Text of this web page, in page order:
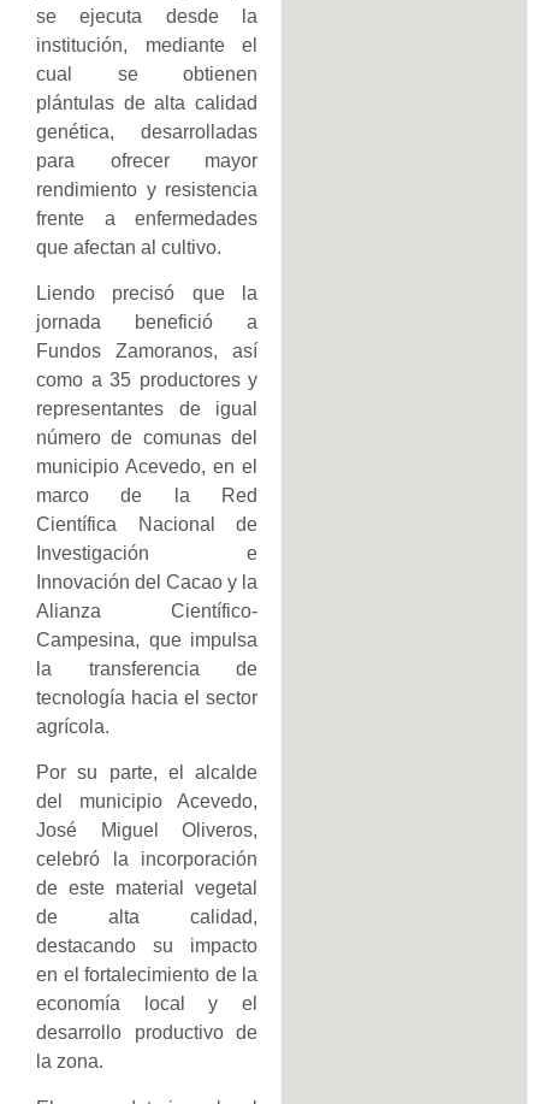
se ejecuta desde la
institución, mediante el
cual se obtienen
plántulas de alta calidad
genética, desarrolladas
para ofrecer mayor
rendimiento y resistencia
frente a enfermedades
que afectan al cultivo.
Liendo precisó que la
jornada benefició a
Fundos Zamoranos, así
como a 35 productores y
representantes de igual
número de comunas del
municipio Acevedo, en el
marco de la Red
Científica Nacional de
Investigación e
Innovación del Cacao y la
Alianza Científico-
Campesina, que impulsa
la transferencia de
tecnología hacia el sector
agrícola.
Por su parte, el alcalde
del municipio Acevedo,
José Miguel Oliveros,
celebró la incorporación
de este material vegetal
de alta calidad,
destacando su impacto
en el fortalecimiento de la
economía local y el
desarrollo productivo de
la zona.